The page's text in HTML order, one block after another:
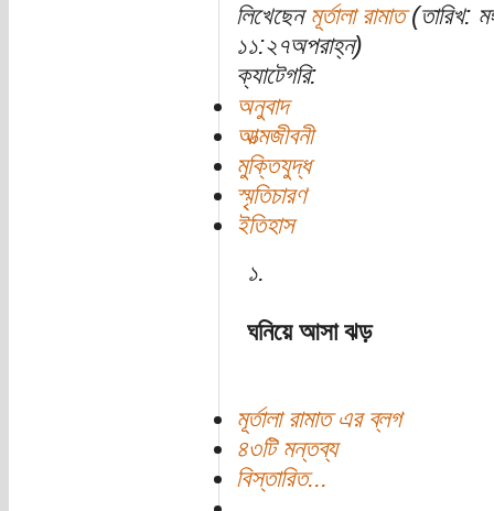
লিখেছেন মূর্তালা রামাত(তারিখ:
১১:২৭অপরাহ্ন)
ক্যাটেগরি:
অনুবাদ
আত্মজীবনী
মুক্তিযুদ্ধ
স্মৃতিচারণ
ইতিহাস
১.
ঘনিয়ে আসা ঝড়
মূর্তালা রামাত এর ব্লগ
৪৩টি মন্তব্য
বিস্তারিত...